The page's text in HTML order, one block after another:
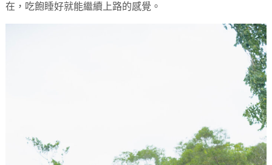
在，吃飽睡好就能繼續上路的感覺。